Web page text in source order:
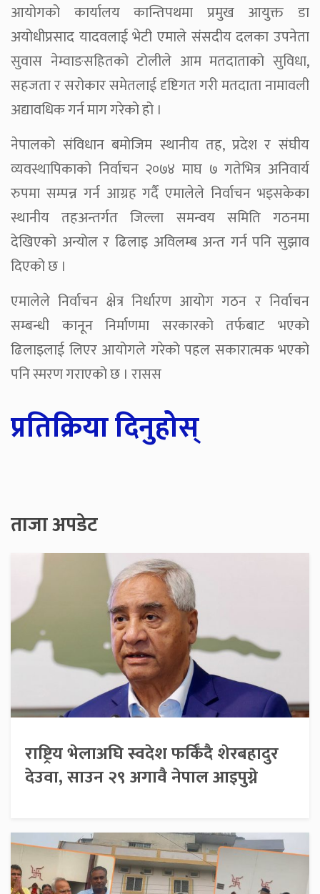
आयोगको कार्यालय कान्तिपथमा प्रमुख आयुक्त डा
अयोधीप्रसाद यादवलाई भेटी एमाले संसदीय दलका उपनेता
सुवास नेम्वाङसहितको टोलीले आम मतदाताको सुविधा,
सहजता र सरोकार समेतलाई दृष्टिगत गरी मतदाता नामावली
अद्यावधिक गर्न माग गरेको हो ।
नेपालको संविधान बमोजिम स्थानीय तह, प्रदेश र संघीय
व्यवस्थापिकाको निर्वाचन २०७४ माघ ७ गतेभित्र अनिवार्य
रुपमा सम्पन्न गर्न आग्रह गर्दै एमालेले निर्वाचन भइसकेका
स्थानीय तहअन्तर्गत जिल्ला समन्वय समिति गठनमा
देखिएको अन्योल र ढिलाइ अविलम्ब अन्त गर्न पनि सुझाव
दिएको छ ।
एमालेले निर्वाचन क्षेत्र निर्धारण आयोग गठन र निर्वाचन
सम्बन्धी कानून निर्माणमा सरकारको तर्फबाट भएको
ढिलाइलाई लिएर आयोगले गरेको पहल सकारात्मक भएको
पनि स्मरण गराएको छ । रासस
प्रतिक्रिया दिनुहोस्
ताजा अपडेट
राष्ट्रिय भेलाअघि स्वदेश फर्किँदै शेरबहादुर
देउवा, साउन २९ अगावै नेपाल आइपुग्ने